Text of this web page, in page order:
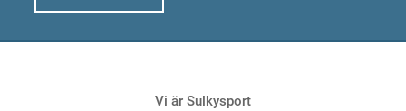
Vi är Sulkysport